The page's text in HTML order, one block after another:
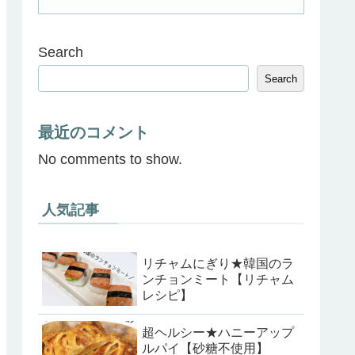
Search
Search
最近のコメント
No comments to show.
人気記事
リチャムにぎり★韓国のラ
ンチョンミート【リチャム
レシピ】
超ヘルシー★ハニーアップ
ルパイ【砂糖不使用】